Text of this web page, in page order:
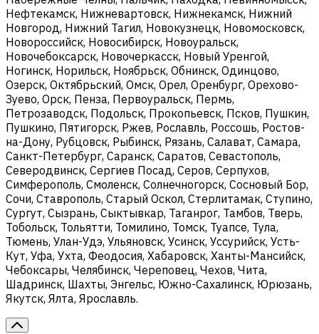
Нефтекамск, Нижневартовск, Нижнекамск, Нижний
Новгород, Нижний Тагил, Новокузнецк, Новомосковск,
Новороссийск, Новосибирск, Новоуральск,
Новочебоксарск, Новочеркасск, Новый Уренгой,
Ногинск, Норильск, Ноябрьск, Обнинск, Одинцово,
Озерск, Октябрьский, Омск, Орел, Оренбург, Орехово-
Зуево, Орск, Пенза, Первоуральск, Пермь,
Петрозаводск, Подольск, Прокопьевск, Псков, Пушкин,
Пушкино, Пятигорск, Ржев, Рославль, Россошь, Ростов-
на-Дону, Рубцовск, Рыбинск, Рязань, Салават, Самара,
Санкт-Петербург, Саранск, Саратов, Севастополь,
Северодвинск, Сергиев Посад, Серов, Серпухов,
Симферополь, Смоленск, Солнечногорск, Сосновый Бор,
Сочи, Ставрополь, Старый Оскол, Стерлитамак, Ступино,
Сургут, Сызрань, Сыктывкар, Таганрог, Тамбов, Тверь,
Тобольск, Тольятти, Томилино, Томск, Туапсе, Тула,
Тюмень, Улан-Удэ, Ульяновск, Усинск, Уссурийск, Усть-
Кут, Уфа, Ухта, Феодосия, Хабаровск, Ханты-Мансийск,
Чебоксары, Челябинск, Череповец, Чехов, Чита,
Шадринск, Шахты, Энгельс, Южно-Сахалинск, Юрюзань,
Якутск, Ялта, Ярославль.